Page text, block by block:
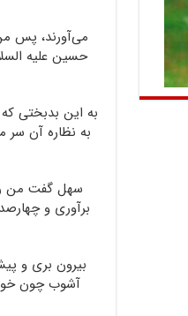
می‌آورند، پس
حسین علیه
به این بدبختی که
به نظاره آن سر
سهل گفت من
برآوری و
بیرون بری و
آشوب چون